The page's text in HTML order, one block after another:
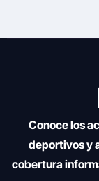
Conoce los
deportivos y
cobertura